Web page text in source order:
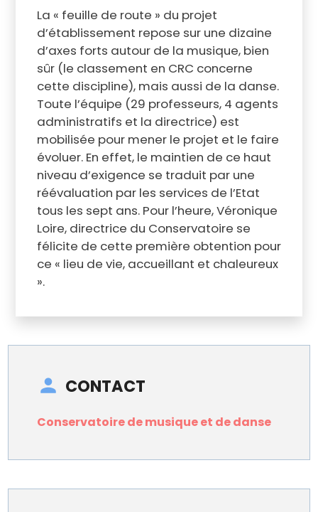
La « feuille de route » du projet
d’établissement repose sur une dizaine
d’axes forts autour de la musique, bien
sûr (le classement en CRC concerne
cette discipline), mais aussi de la danse.
Toute l’équipe (29 professeurs, 4 agents
administratifs et la directrice) est
mobilisée pour mener le projet et le faire
évoluer. En effet, le maintien de ce haut
niveau d’exigence se traduit par une
réévaluation par les services de l’Etat
tous les sept ans. Pour l’heure, Véronique
Loire, directrice du Conservatoire se
félicite de cette première obtention pour
ce « lieu de vie, accueillant et chaleureux
».
CONTACT
Conservatoire de musique et de danse